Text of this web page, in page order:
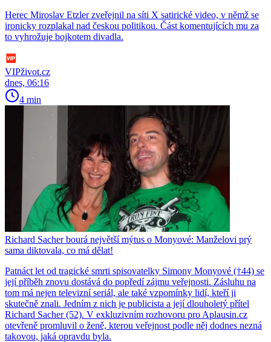
Herec Miroslav Etzler zveřejnil na síti X satirické video, v němž se
ironicky rozplakal nad českou politikou. Část komentujících mu za
to vyhrožuje bojkotem divadla.
VIPživot.cz
dnes, 06:16
4 min
Richard Sacher bourá největší mýtus o Monyové: Manželovi prý
sama diktovala, co má dělat!
Patnáct let od tragické smrti spisovatelky Simony Monyové (†44) se
její příběh znovu dostává do popředí zájmu veřejnosti. Zásluhu na
tom má nejen televizní seriál, ale také vzpomínky lidí, kteří ji
skutečně znali. Jedním z nich je publicista a její dlouholetý přítel
Richard Sacher (52). V exkluzivním rozhovoru pro Aplausin.cz
otevřeně promluvil o ženě, kterou veřejnost podle něj dodnes nezná
takovou, jaká opravdu byla.